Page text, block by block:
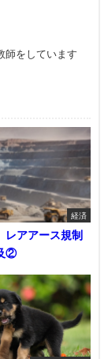
師をしています
経済
レアアース規制
②